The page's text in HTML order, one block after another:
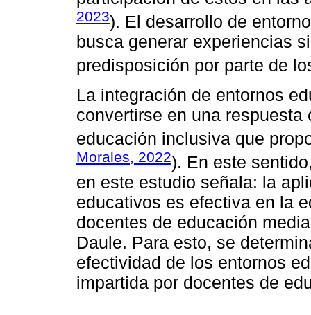
2023). El desarrollo de
busca generar experiencias
predisposición por parte de
La integración de entornos
convertirse en una
educación inclusiva que
Morales, 2022). En este
en este estudio señala: la
educativos es efectiva en la
docentes de educación
Daule. Para esto, se
efectividad de los entornos
impartida por docentes de